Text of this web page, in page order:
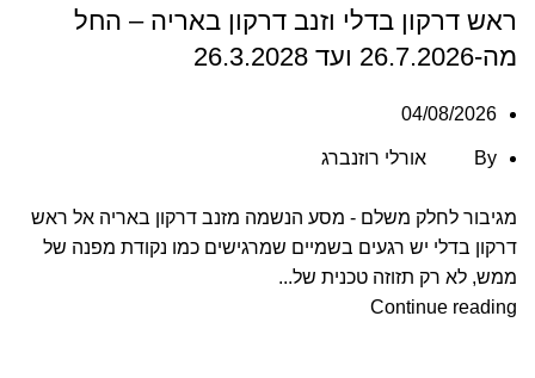
ראש דרקון בדלי וזנב דרקון באריה – החל
מה-26.7.2026 ועד 26.3.2028
04/08/2026
By אורלי רוזנברג
מגיבור לחלק משלם - מסע הנשמה מזנב דרקון באריה אל ראש
דרקון בדלי יש רגעים בשמיים שמרגישים כמו נקודת מפנה של
ממש, לא רק תזוזה טכנית של...
Continue reading